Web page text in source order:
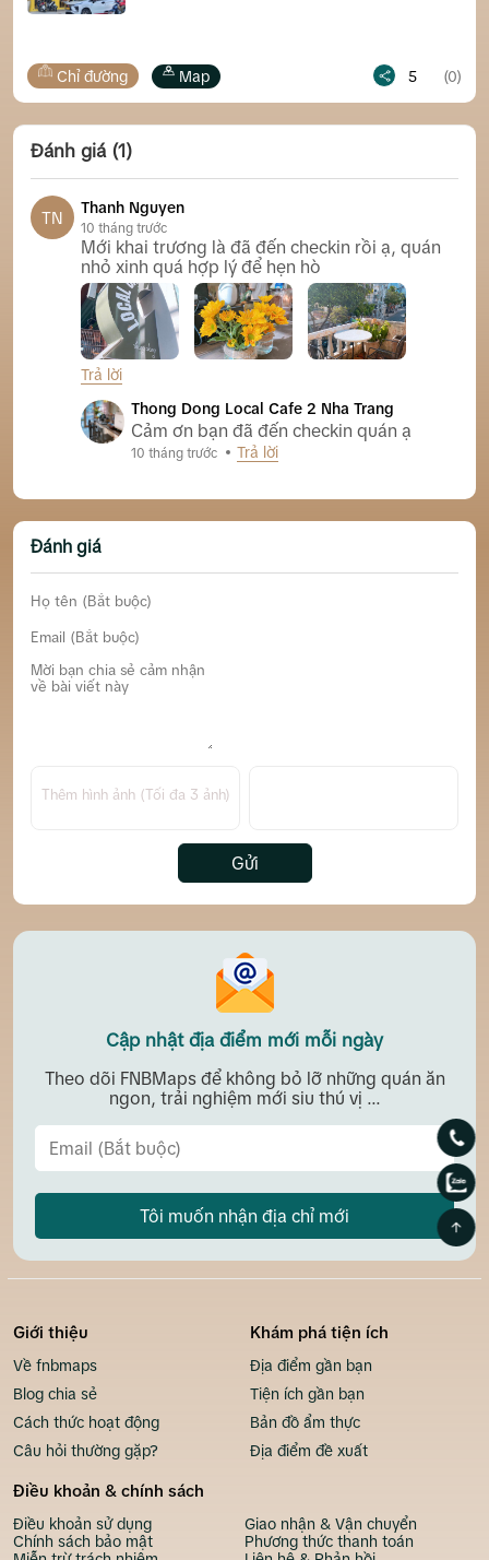
đường Map (0) Chỉ
Đánh giá (1)
TN
Thanh Nguyen
10 tháng trước
Mới khai trương là đã đến checkin rồi ạ, quán
nhỏ xinh quá hợp lý để hẹn hò
Trả lời
Thong Dong Local Cafe 2 Nha Trang
Cảm ơn bạn đã đến checkin quán ạ
10 tháng trước Trả lời
Đánh giá
Thêm hình ảnh (Tối đa 3 ảnh)
Gửi
Cập nhật địa điểm mới mỗi ngày
Theo dõi FNBMaps để không bỏ lỡ những quán ăn
ngon, trải nghiệm mới siu thú vị ...
Tôi muốn nhận địa chỉ mới
Giới thiệu
Về fnbmaps
Blog chia sẻ
Cách thức hoạt động
Câu hỏi thường gặp?
Khám phá tiện ích
Địa điểm gần bạn
Tiện ích gần bạn
Bản đồ ẩm thực
Địa điểm đề xuất
Điều khoản & chính sách
Điều khoản sử dụng
Chính sách bảo mật
Giao nhận & Vận chuyển
Phương thức thanh toán